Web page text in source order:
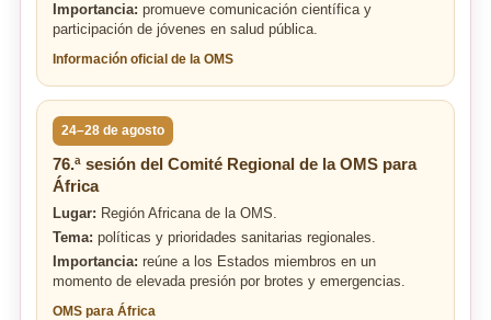
Importancia: promueve comunicación científica y
participación de jóvenes en salud pública.
Información oficial de la OMS
24–28 de agosto
76.ª sesión del Comité Regional de la OMS para
África
Lugar: Región Africana de la OMS.
Tema: políticas y prioridades sanitarias regionales.
Importancia: reúne a los Estados miembros en un
momento de elevada presión por brotes y emergencias.
OMS para África